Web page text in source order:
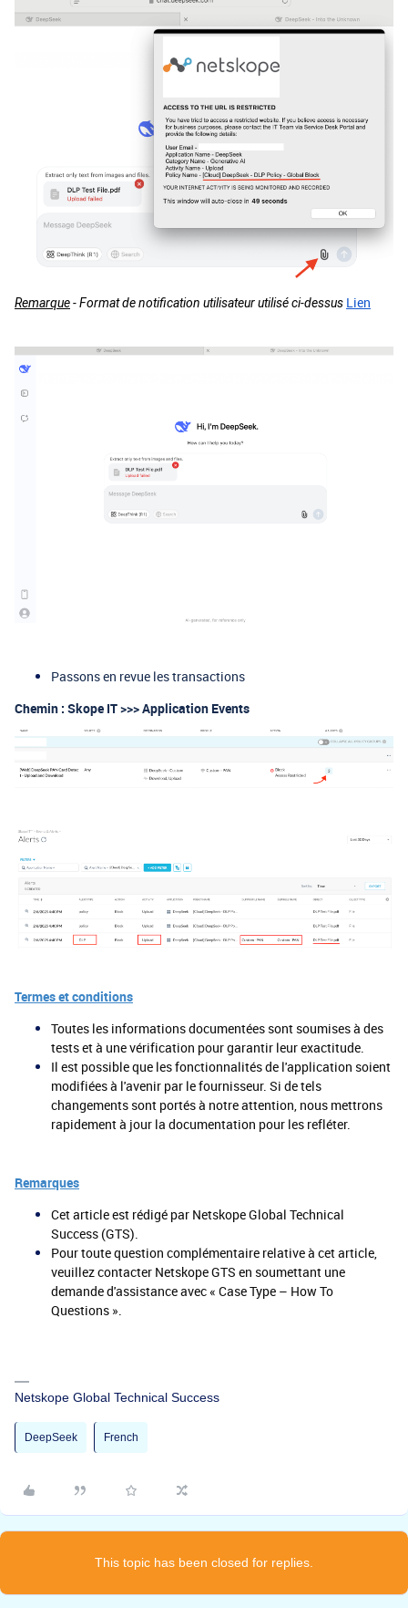
Remarque- Format de notification utilisateur utilisé ci-dessus Lien
Passons en revue les transactions
Chemin : Skope IT >>> Application Events
Termes et conditions
Toutes les informations documentées sont soumises à des
tests et à une vérification pour garantir leur exactitude.
Il est possible que les fonctionnalités de l'application soient
modifiées à l'avenir par le fournisseur. Si de tels
changements sont portés à notre attention, nous mettrons
rapidement à jour la documentation pour les refléter.
Remarques
Cet article est rédigé par Netskope Global Technical
Success (GTS).
Pour toute question complémentaire relative à cet article,
veuillez contacter Netskope GTS en soumettant une
demande d'assistance avec « Case Type – How To
Questions ».
Netskope Global Technical Success
DeepSeek French
This topic has been closed for replies.